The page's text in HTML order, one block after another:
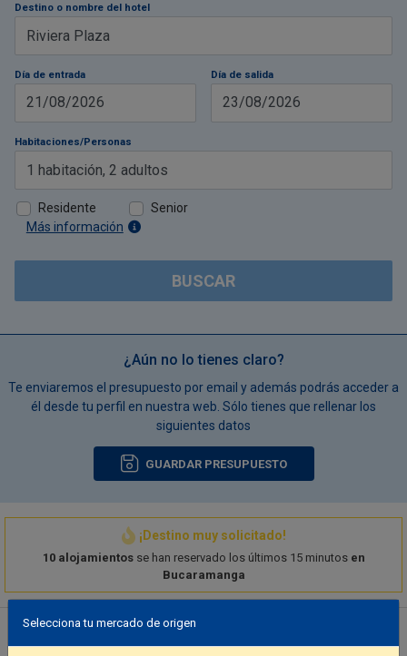
Destino o nombre del hotel
Día de entrada
21/08/2026
Día de salida
23/08/2026
Habitaciones/Personas
1 habitación, 2 adultos
Residente
Senior
Más información
BUSCAR
¿Aún no lo tienes claro?
Te enviaremos el presupuesto por email y además podrás acceder a
él desde tu perfil en nuestra web. Sólo tienes que rellenar los
siguientes datos
GUARDAR PRESUPUESTO
¡Destino muy solicitado!
10 alojamientosse han reservado los últimos 15 minutos en
Bucaramanga
Descripción del hotel
Selecciona tu mercado de origen